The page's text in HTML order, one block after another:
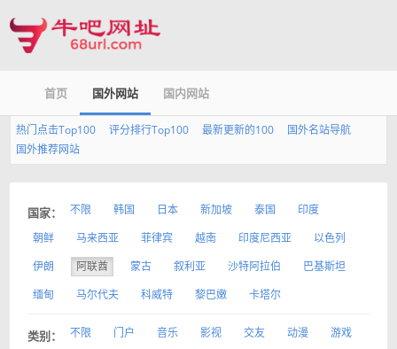
首页 国外网站 国内网站
热门点击Top100 评分排行Top100 最新更新的100
国外名站导航
国外推荐网站
国家： 不限 韩国 日本 新加坡 泰国
印度
朝鲜
马来西亚 菲律宾 越南 印度尼西亚
以色列
伊朗
阿联酋 蒙古 叙利亚 沙特阿拉伯
巴基斯坦
缅甸
马尔代夫 科威特 黎巴嫩 卡塔尔
类别： 不限 门户 音乐 影视 交友 动漫
游戏